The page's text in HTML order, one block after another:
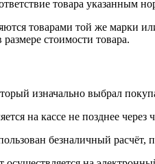
товара
товарами той же марки
стоимости товара.
изначально выбрал
на кассе не позднее
безналичный расчёт,